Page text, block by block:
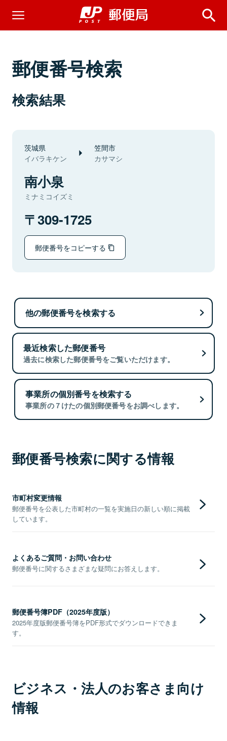
郵便番号検索
検索結果
茨城県
イバラキケン
笠間市
カサマシ
南小泉
ミナミコイズミ
309-1725
郵便番号をコピーする
他の郵便番号を検索する
最近検索した郵便番号
過去に検索した郵便番号をご覧いただけます。
事業所の個別番号を検索する
事業所の７けたの個別郵便番号をお調べします。
郵便番号検索に関する情報
市町村変更情報
郵便番号を公表した市町村の一覧を実施日の新しい順に掲載
しています。
よくあるご質問・お問い合わせ
郵便番号に関するさまざまな疑問にお答えします。
郵便番号簿PDF（2025年度版）
2025年度版郵便番号簿をPDF形式でダウンロードできま
す。
ビジネス・法人のお客さま向け
情報